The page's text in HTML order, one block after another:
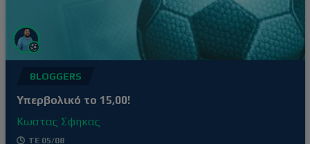
BLOGGERS
Υπερβολικό το 15,00!
Κωστας Σφηκας
ΤΕ 05/08